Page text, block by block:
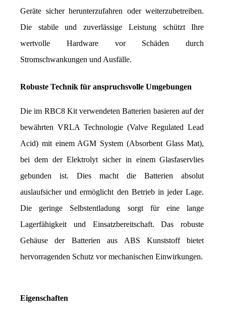
Geräte sicher herunterzufahren oder weiterzubetreiben.
Die stabile und zuverlässige Leistung schützt Ihre
wertvolle Hardware vor Schäden durch
Stromschwankungen und Ausfälle.
Robuste Technik für anspruchsvolle Umgebungen
Die im RBC8 Kit verwendeten Batterien basieren auf der
bewährten VRLA Technologie (Valve Regulated Lead
Acid) mit einem AGM System (Absorbent Glass Mat),
bei dem der Elektrolyt sicher in einem Glasfaservlies
gebunden ist. Dies macht die Batterien absolut
auslaufsicher und ermöglicht den Betrieb in jeder Lage.
Die geringe Selbstentladung sorgt für eine lange
Lagerfähigkeit und Einsatzbereitschaft. Das robuste
Gehäuse der Batterien aus ABS Kunststoff bietet
hervorragenden Schutz vor mechanischen Einwirkungen.
Eigenschaften